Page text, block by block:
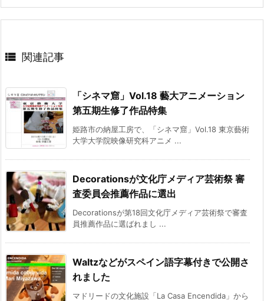
 関連記事
「シネマ窟」Vol.18 藝大アニメーション
第五期生修了作品特集
姫路市の納屋工房で、「シネマ窟」Vol.18 東京藝術
大学大学院映像研究科アニメ ...
Decorationsが文化庁メディア芸術祭 審
査委員会推薦作品に選出
Decorationsが第18回文化庁メディア芸術祭で審査
員推薦作品に選ばれまし ...
Waltzなどがスペイン語字幕付きで公開さ
れました
マドリードの文化施設「La Casa Encendida」から